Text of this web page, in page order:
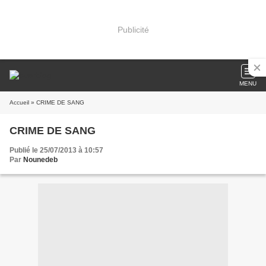
Publicité
MENU
Accueil » CRIME DE SANG
CRIME DE SANG
Publié le 25/07/2013 à 10:57
Par Nounedeb